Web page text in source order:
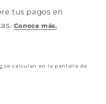
se calculan en la pantalla de